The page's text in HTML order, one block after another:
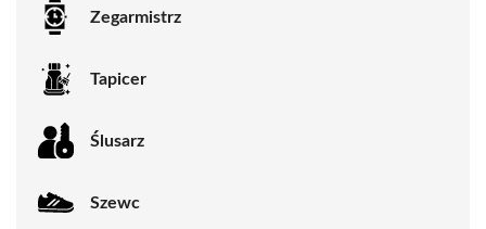
Zegarmistrz
Tapicer
Ślusarz
Szewc